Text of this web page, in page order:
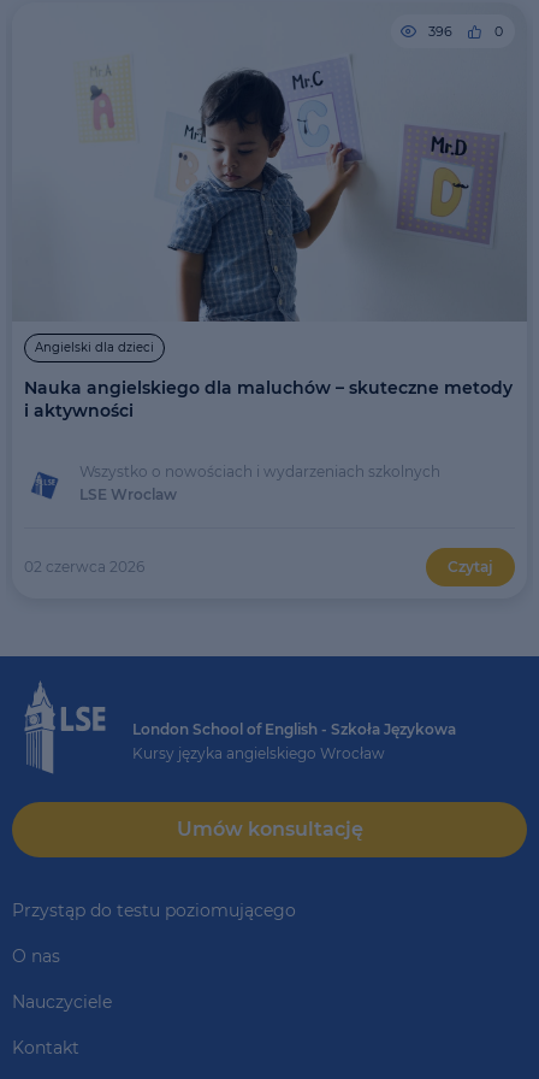
396 0
Angielski dla dzieci
Nauka angielskiego dla maluchów – skuteczne metody
i aktywności
Wszystko o nowościach i wydarzeniach szkolnych
LSE Wroclaw
02 czerwca 2026 Czytaj
London School of English - Szkoła Językowa
Kursy języka angielskiego Wrocław
Umów konsultację
Przystąp do testu poziomującego
O nas
Nauczyciele
Kontakt